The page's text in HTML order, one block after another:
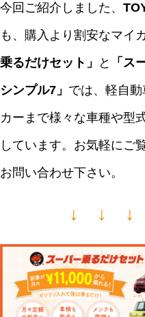
今回ご紹介しました、
も、購入より割安なマイ
乗るだけセット」
と
「ス
シンプル7」 では、軽自
カーまで様々な車種や型
しています。お気軽にご
お問い合わせ下さい。
↓ ↓ ↓